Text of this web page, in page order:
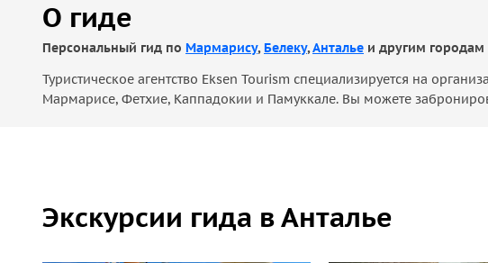
О гиде
Персональный гид по Мармарису, Белеку,Анталье и другим городам
Туристическое агентство Eksen Tourism специализируется на
Мармарисе, Фетхие, Каппадокии и Памуккале. Вы можете
Экскурсии гида в Анталье